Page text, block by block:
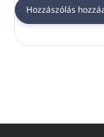
Hozzászólás
L